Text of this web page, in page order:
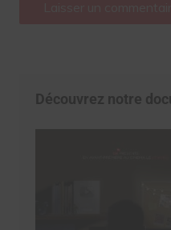
Découvrez notre